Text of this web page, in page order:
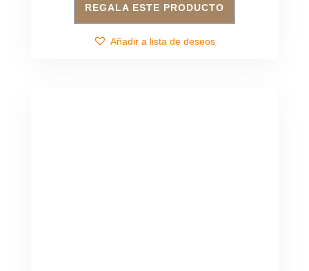
REGALA ESTE PRODUCTO
Añadir a lista de deseos